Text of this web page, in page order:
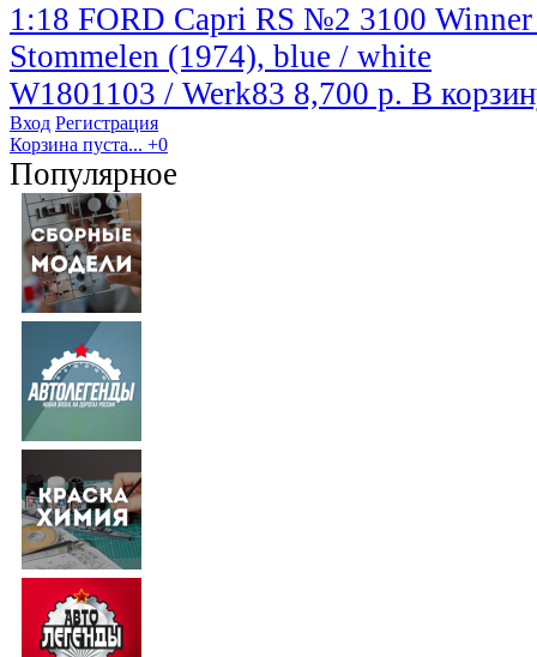
1:18 FORD Capri RS №2 3100
Stommelen (1974), blue / white
W1801103 / Werk83 8,700 р. В
Вход Регистрация
Корзина пуста... +0
Популярное